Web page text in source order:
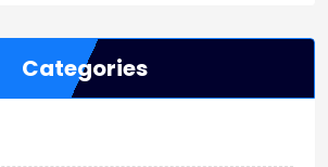
2026
Categories